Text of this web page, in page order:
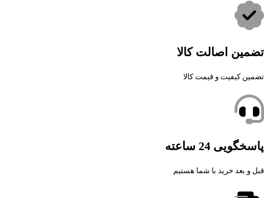
تضمین اصالت کالا
تضمین کیفیت و قیمت کالا
پاسخگویی 24 ساعته
قبل و بعد خرید با شما هستیم